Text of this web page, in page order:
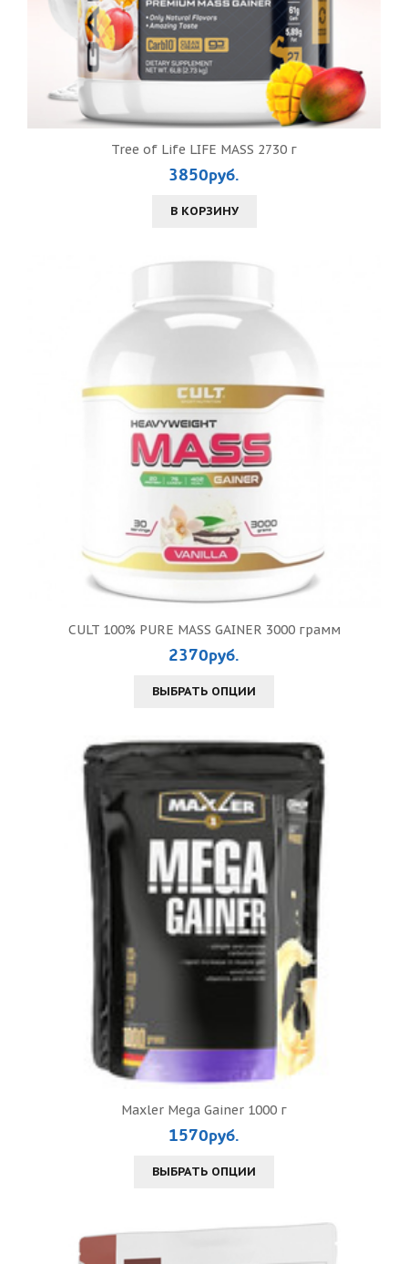
Tree of Life LIFE MASS 2730 г
3850руб.
В КОРЗИНУ
CULT 100% PURE MASS GAINER 3000 грамм
2370руб.
ВЫБРАТЬ ОПЦИИ
Maxler Mega Gainer 1000 г
1570руб.
ВЫБРАТЬ ОПЦИИ